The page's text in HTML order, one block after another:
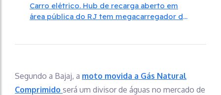
Carro elétrico. Hub de recarga aberto em
área pública do RJ tem megacarregador de
Segundo a Bajaj, a moto movida a Gás Natural
Comprimido será um divisor de águas no mercado de